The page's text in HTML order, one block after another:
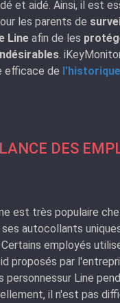
et aidé. Ainsi, il est
les parents de
Line afin de les
.
efficace de
DES
est très populaire
autocollants
employés
proposés par
personnessur Line
il n'est pas